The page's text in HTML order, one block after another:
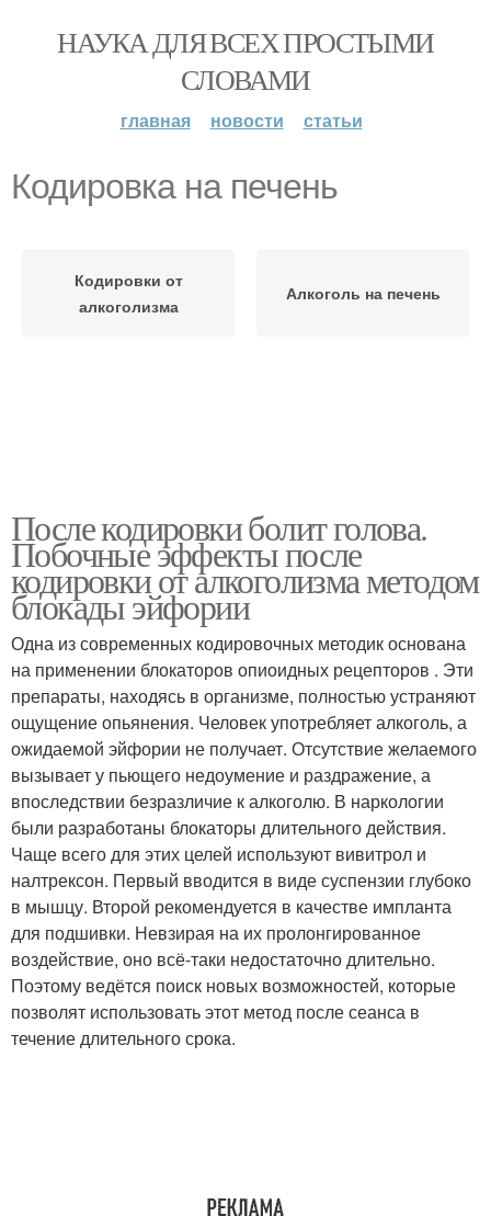
НАУКА ДЛЯ ВСЕХ ПРОСТЫМИ
СЛОВАМИ
главная новости статьи
Кодировка на печень
Кодировки от
алкоголизма
Алкоголь на печень
После кодировки болит голова.
Побочные эффекты после
кодировки от алкоголизма методом
блокады эйфории
Одна из современных кодировочных методик основана
на применении блокаторов опиоидных рецепторов . Эти
препараты, находясь в организме, полностью устраняют
ощущение опьянения. Человек употребляет алкоголь, а
ожидаемой эйфории не получает. Отсутствие желаемого
вызывает у пьющего недоумение и раздражение, а
впоследствии безразличие к алкоголю. В наркологии
были разработаны блокаторы длительного действия.
Чаще всего для этих целей используют вивитрол и
налтрексон. Первый вводится в виде суспензии глубоко
в мышцу. Второй рекомендуется в качестве импланта
для подшивки. Невзирая на их пролонгированное
воздействие, оно всё-таки недостаточно длительно.
Поэтому ведётся поиск новых возможностей, которые
позволят использовать этот метод после сеанса в
течение длительного срока.